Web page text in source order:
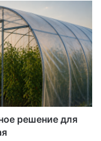
решение для